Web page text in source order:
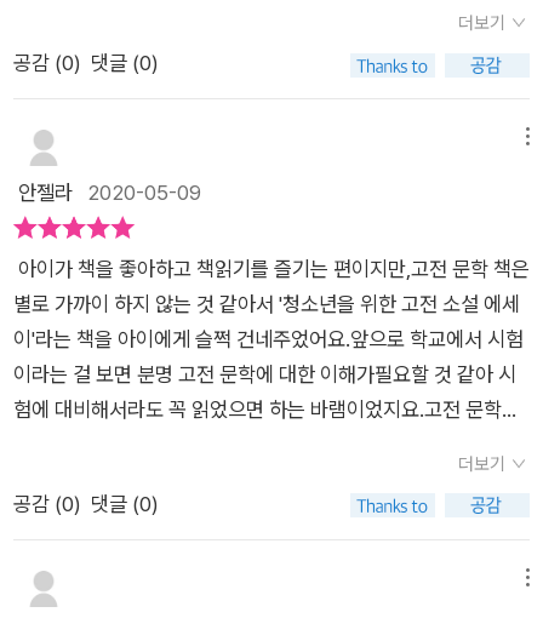
들에게 고전문학의 재미와 흥미를 안겨주는 것은 물론이고, 옛날
이야기를 통해 현재를 살아가는 우리들의 삶을 조명해보는 시간
을 가짐으로써 비판적인 시각을 갖출 수 있게 해줄 듯하다. 추천
하는 책이다.
서는 욕망을 추구하는 방법에 초점을 맞춰 흥부전을 소개해주고
있습니다.흥부는 가난을 벗어나기위해 몸부림치는 인물이고 그
회에도 그렇죠. 죽을듯이 열심히 산다고해서 부자가 되는 사회가
아니잖아요. ​내 안에 공존하는 놀부와 흥부놀부와 흥부가 한 부
모에게서 태어난 형제ㅔ라는 서사적 구도는 우리 인간들 내부에
두가지 인간형이 모두 들어있다는 상징적인 의미도 엿볼수있어
요어찌하여 사람을 악과 선으로만 나눌수있나,저자의 말에 공감
이 많이 갔던 이야기였어요.​그리고 각 작품마다 말미에는 <견주
어 읽기>, <작품 더 살펴보기>, <생각해보기>가 나와있어 소개
된 작품을 더 깊이 탐독할수있어요.한가지 더 좋았던 부분은 어려
운 단어에 대한 풀이가 곁들어져 있기 때문에 읽기 편했고 중간중
가 너무 귀엽습니다 ㅋㅋ​​​고전소설이 주는 교훈에 대해서 거기서
거기라고 생각도 들고 뻔한 이야기만 한다고 생각이 들었는데 각
작품마다 개성을 물씬 느꼈고 이렇게도 해석을 할수도 있구나 굉
장히 새로웠어요.해석하는데에서는 사람마다 다르겠지만 저에게
으면서 지냈다면 청소년을 위한 고전소설 에세이을 읽어보면서
이야기의 주제를 생각해보면서 비교를 해보면서 읽어보는 방법
그리고 그의 아들 유리아버지란 존재를 모르고 자라면서 어머니
를 떠나는 이야기가 주로 이루고 있어요.생각해보면 둘의 이야기
가 무척 닮았더라구요.​둘은 주체적인 삶을 살기 위해 떠나고, 아
고전소설 에세이에서는 같이 견주어 읽을만한 고전소설을 제시
하고, 비슷한 주제를 가지고 있는 고전소설끼리 묶었어요.작품을
해설하는 방법을 모르는 청소년들이 책을 읽으면 그 방법을 찾게
되고, 글에 대한 해석 능력도 커갈 것 같아요.​ 글이 어렵지 않아서
이야기를 해석하는 방법을 금방 알수 있어요.글에서 제시한 고전
소설을 모른다면 먼저 여러번 읽어보면서 글의 내용을 파악하는
것이 가장 중요하겠더라구요.고전소설에서 왜 이야기가 그렇게
읽고나면 해석을 하며 자신의 생각을 쓸 수 있을 거에요.​주몽신화
를 알고 있었지만 그동안 몰랐던것 같네요.주몽의 모습을 보면서
더보기
공감 (0) 댓글 (0)
안젤라 2020-05-09
아이가 책을 좋아하고 책읽기를 즐기는 편이지만,고전 문학 책은
별로 가까이 하지 않는 것 같아서 '청소년을 위한 고전 소설 에세
이'라는 책을 아이에게 슬쩍 건네주었어요.앞으로 학교에서 시험
이라는 걸 보면 분명 고전 문학에 대한 이해가필요할 것 같아 시
험에 대비해서라도 꼭 읽었으면 하는 바램이었지요.고전 문학은
만큼 좋아하지 않았고, 개인적으로 현대 문학에 비해 더 어렵고
멀게 느껴지는 것 같아요.이 책에은 총 4장의 파트로 구성되어 있
고, 각 장 당 3편의 작품과 그와 견주어 읽을 만한 작품이 3편 수
록되어 있어요. 각 작품의 마지막에는 '작품 더 살펴보기'와 '생각
더보기
공감 (0) 댓글 (0)